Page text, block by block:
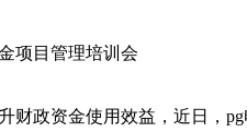
项目管理培训会
财政资金使用效益，近日，